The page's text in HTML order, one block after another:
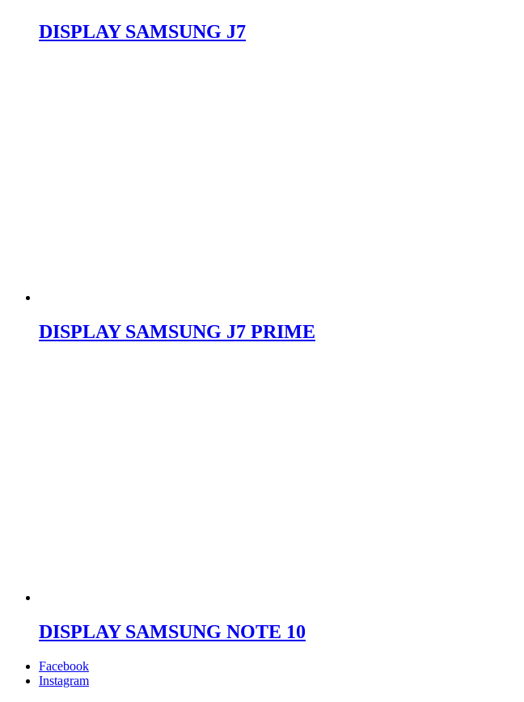
DISPLAY SAMSUNG J7
DISPLAY SAMSUNG J7 PRIME
DISPLAY SAMSUNG NOTE 10
Facebook
Instagram